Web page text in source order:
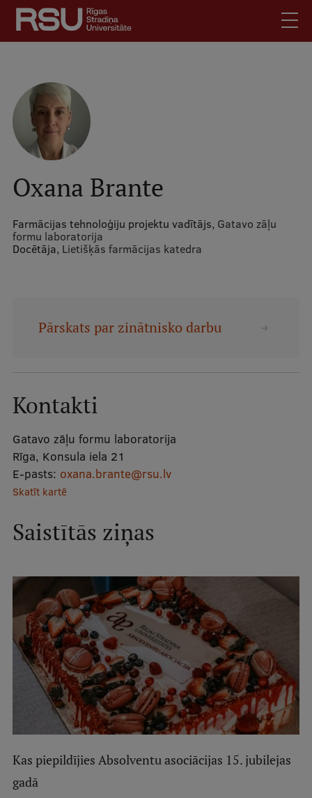
Pārlekt
galveno
saturu
Latviski
Meklēt Mobile
augšējā
izvēlne
Skolēniem
Studentiem
Darbiniekiem
Darba devējiem
Bibliotēka
Mobile
Pamatstudiju programmas
Maģistra studiju programmas
Doktorantūra
Rezidentūra
Praktiska informācija
Par RSU
Studentu dzīve
Studiju norises vietas
Fakultātes
Mūsu cilvēki
Stratēģija
Oxana Brante
Farmācijas tehnoloģiju projektu vadītājs, Gatavo zāļu
formu laboratorija
Docētāja, Lietišķās farmācijas katedra
Pārskats par zinātnisko darbu
Kontakti
Gatavo zāļu formu laboratorija
Rīga, Konsula iela 21
E-pasts: oxana.brante@rsu.lv
Skatīt kartē
Saistītās ziņas
Kas piepildījies Absolventu asociācijas 15. jubilejas
gadā